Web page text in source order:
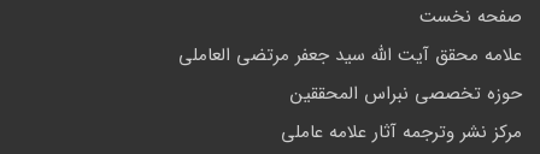
صفحه نخست
علامه محقق آیت الله سید جعفر مرتضی العاملی
حوزه تخصصی نبراس المحققین
مركز نشر وترجمه آثار علامه عاملی